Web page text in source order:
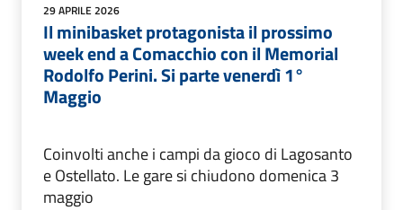
29 APRILE 2026
Il minibasket protagonista il prossimo
week end a Comacchio con il Memorial
Rodolfo Perini. Si parte venerdì 1°
Maggio
Coinvolti anche i campi da gioco di Lagosanto
e Ostellato. Le gare si chiudono domenica 3
maggio